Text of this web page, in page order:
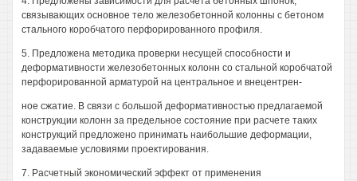
связывающих основное тело железобетонной колонны с бетоном
стального коробчатого перфорированного профиля.
5. Предложена методика проверки несущей способности и
деформативности железобетонных колонн со стальной коробчатой
перфорированной арматурой на центральное и внецентрен-
ное сжатие. В связи с большой деформативностью предлагаемой
конструкции колонн за предельное состояние при расчете таких
конструкций предложено принимать наибольшие деформации,
задаваемые условиями проектирования.
7. Расчетный экономический эффект от применения